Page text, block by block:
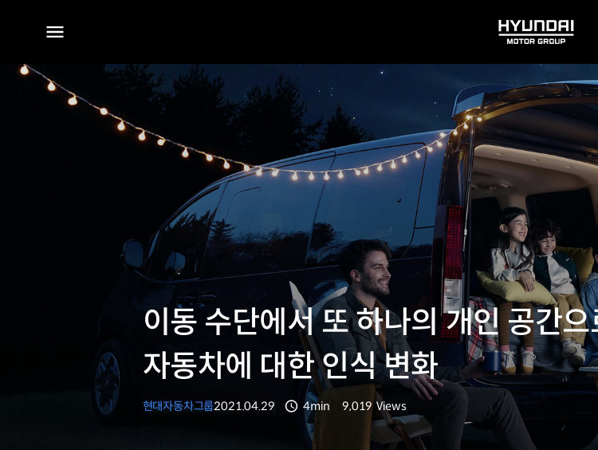
메뉴
HYUNDAI
MOTOR
GROUP
이동 수단에서 또 하나의 개인 공간
자동차에 대한 인식 변화
현대자동차그룹2021.04.29
분량
4min 9,019 Views